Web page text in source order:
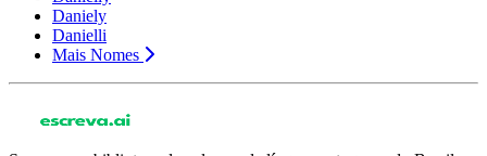
Daniely
Danielli
Mais Nomes